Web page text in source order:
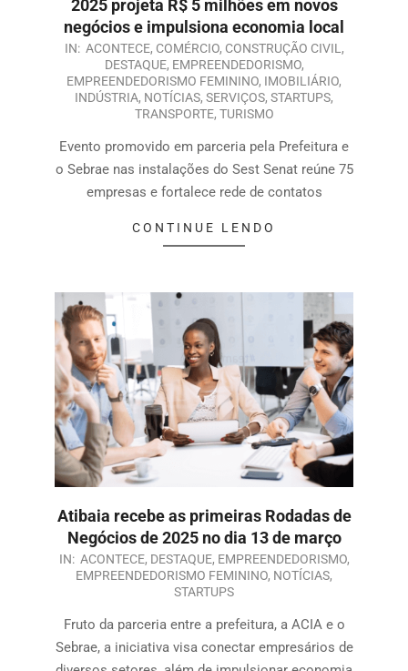
2025 projeta R$ 5 milhões em novos
negócios e impulsiona economia local
IN: ACONTECE, COMÉRCIO, CONSTRUÇÃO CIVIL ,
DESTAQUE, EMPREENDEDORISMO,
EMPREENDEDORISMO FEMININO, IMOBILIÁRIO,
INDÚSTRIA, NOTÍCIAS, SERVIÇOS, STARTUPS,
TRANSPORTE, TURISMO
Evento promovido em parceria pela Prefeitura e
o Sebrae nas instalações do Sest Senat reúne 75
empresas e fortalece rede de contatos
CONTINUE LENDO
Atibaia recebe as primeiras Rodadas de
Negócios de 2025 no dia 13 de março
IN: ACONTECE, DESTAQUE, EMPREENDEDORISMO,
EMPREENDEDORISMO FEMININO, NOTÍCIAS,
STARTUPS
Fruto da parceria entre a prefeitura, a ACIA e o
Sebrae, a iniciativa visa conectar empresários de